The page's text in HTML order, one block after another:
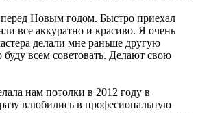
Новым годом. Быстро приехал
все аккуратно и красиво. Я очень
делали мне раньше другую
буду всем советовать. Делают свою
нам потолки в 2012 году в
влюбились в професиональную